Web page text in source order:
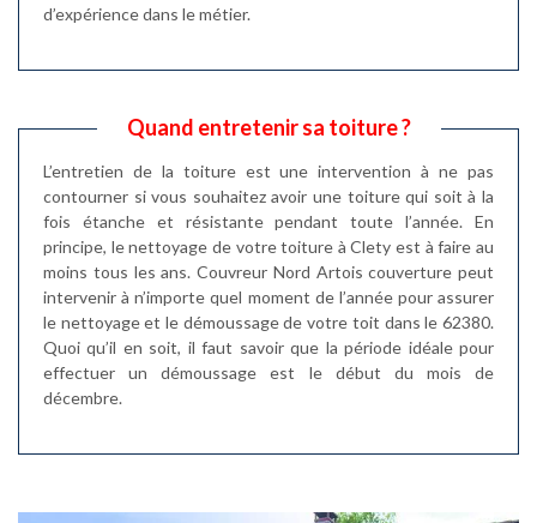
d’expérience dans le métier.
Quand entretenir sa toiture ?
L’entretien de la toiture est une intervention à ne pas
contourner si vous souhaitez avoir une toiture qui soit à la
fois étanche et résistante pendant toute l’année. En
principe, le nettoyage de votre toiture à Clety est à faire au
moins tous les ans. Couvreur Nord Artois couverture peut
intervenir à n’importe quel moment de l’année pour assurer
le nettoyage et le démoussage de votre toit dans le 62380.
Quoi qu’il en soit, il faut savoir que la période idéale pour
effectuer un démoussage est le début du mois de
décembre.